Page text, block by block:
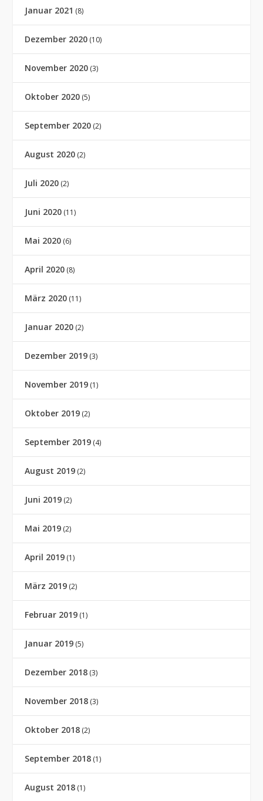
Januar 2021 (8)
Dezember 2020 (10)
November 2020 (3)
Oktober 2020 (5)
September 2020 (2)
August 2020 (2)
Juli 2020 (2)
Juni 2020 (11)
Mai 2020 (6)
April 2020 (8)
März 2020 (11)
Januar 2020 (2)
Dezember 2019 (3)
November 2019 (1)
Oktober 2019 (2)
September 2019 (4)
August 2019 (2)
Juni 2019 (2)
Mai 2019 (2)
April 2019 (1)
März 2019 (2)
Februar 2019 (1)
Januar 2019 (5)
Dezember 2018 (3)
November 2018 (3)
Oktober 2018 (2)
September 2018 (1)
August 2018 (1)